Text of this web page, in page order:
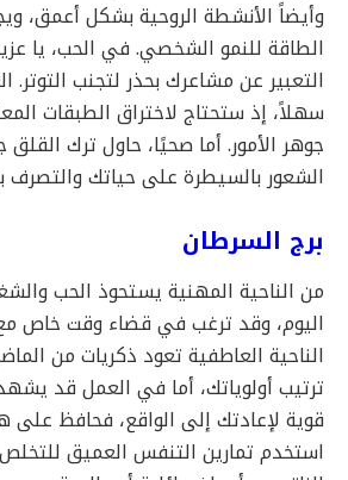
وأيضاً الأنشطة الروحية بشكل أعمق،
الطاقة للنمو الشخصي. في الحب، يا
التعبير عن مشاعرك بحذر لتجنب التوتر.
سهلاً، إذ ستحتاج لاختراق الطبقات
جوهر الأمور. أما صحيًا، حاول ترك القلق
الشعور بالسيطرة على حياتك والتصرف
برج السرطان
من الناحية المهنية يستحوذ الحب
اليوم، وقد ترغب في قضاء وقت خاص
الناحية العاطفية تعود ذكريات من
ترتيب أولوياتك، أما في العمل قد
قوية لإعادتك إلى الواقع، فحافظ على
استخدم تمارين التنفس العميق